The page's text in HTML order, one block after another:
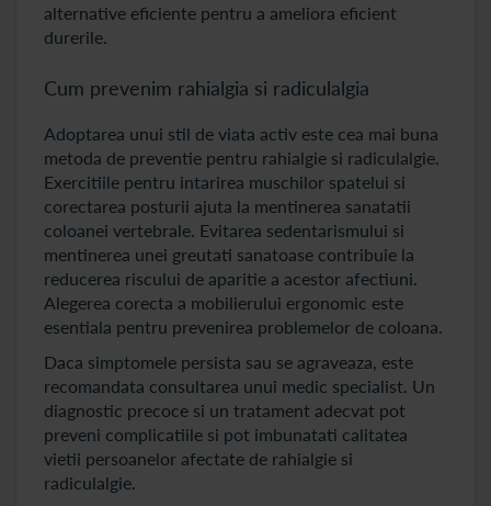
alternative eficiente pentru a ameliora eficient
durerile.
Cum prevenim rahialgia si radiculalgia
Adoptarea unui stil de viata activ este cea mai buna
metoda de preventie pentru rahialgie si radiculalgie.
Exercitiile pentru intarirea muschilor spatelui si
corectarea posturii ajuta la mentinerea sanatatii
coloanei vertebrale. Evitarea sedentarismului si
mentinerea unei greutati sanatoase contribuie la
reducerea riscului de aparitie a acestor afectiuni.
Alegerea corecta a mobilierului ergonomic este
esentiala pentru prevenirea problemelor de coloana.
Daca simptomele persista sau se agraveaza, este
recomandata consultarea unui medic specialist. Un
diagnostic precoce si un tratament adecvat pot
preveni complicatiile si pot imbunatati calitatea
vietii persoanelor afectate de rahialgie si
radiculalgie.